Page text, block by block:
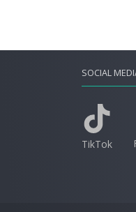
SOCIAL
TikTok